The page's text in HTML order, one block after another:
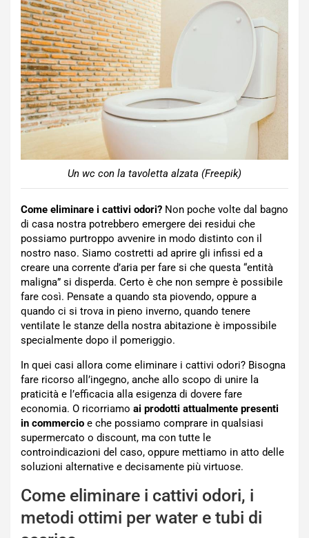
Un wc con la tavoletta alzata (Freepik)
Come eliminare i cattivi odori? Non poche volte dal bagno
di casa nostra potrebbero emergere dei residui che
possiamo purtroppo avvenire in modo distinto con il
nostro naso. Siamo costretti ad aprire gli infissi ed a
creare una corrente d’aria per fare si che questa “entità
maligna” si disperda. Certo è che non sempre è possibile
fare così. Pensate a quando sta piovendo, oppure a
quando ci si trova in pieno inverno, quando tenere
ventilate le stanze della nostra abitazione è impossibile
specialmente dopo il pomeriggio.
In quei casi allora come eliminare i cattivi odori? Bisogna
fare ricorso all’ingegno, anche allo scopo di unire la
praticità e l’efficacia alla esigenza di dovere fare
economia. O ricorriamo ai prodotti attualmente presenti
in commercio e che possiamo comprare in qualsiasi
supermercato o discount, ma con tutte le
controindicazioni del caso, oppure mettiamo in atto delle
soluzioni alternative e decisamente più virtuose.
Come eliminare i cattivi odori, i
metodi ottimi per water e tubi di